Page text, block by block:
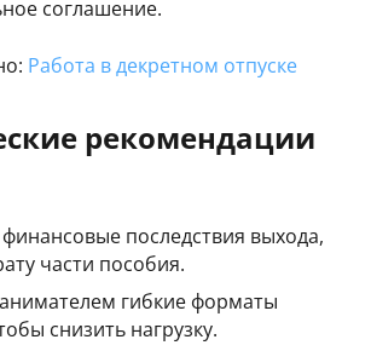
соглашение.
Работа в декретном отпуске
рекомендации
последствия выхода,
части пособия.
гибкие форматы
снизить нагрузку.